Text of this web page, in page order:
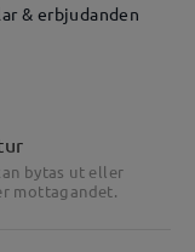
& erbjudanden
bytas ut eller
mottagandet.